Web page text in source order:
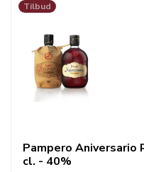
Tilbud
Pampero Aniversario
cl. - 40%